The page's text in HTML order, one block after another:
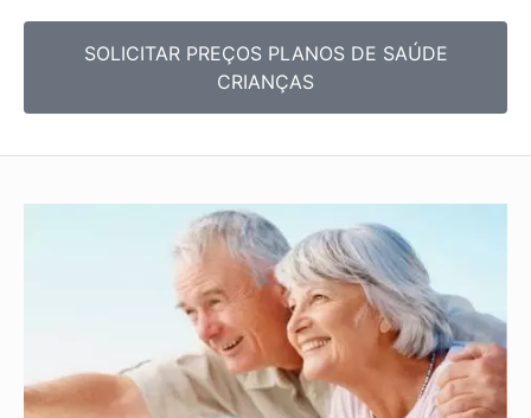
SOLICITAR PREÇOS PLANOS DE SAÚDE
CRIANÇAS